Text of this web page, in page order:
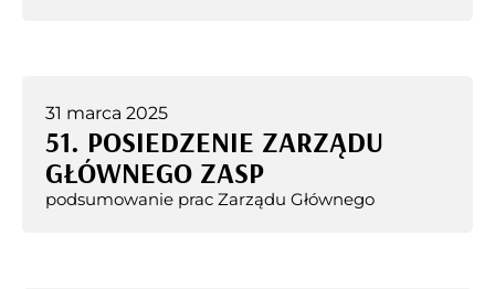
31 marca 2025
51. POSIEDZENIE ZARZĄDU
GŁÓWNEGO ZASP
podsumowanie prac Zarządu Głównego